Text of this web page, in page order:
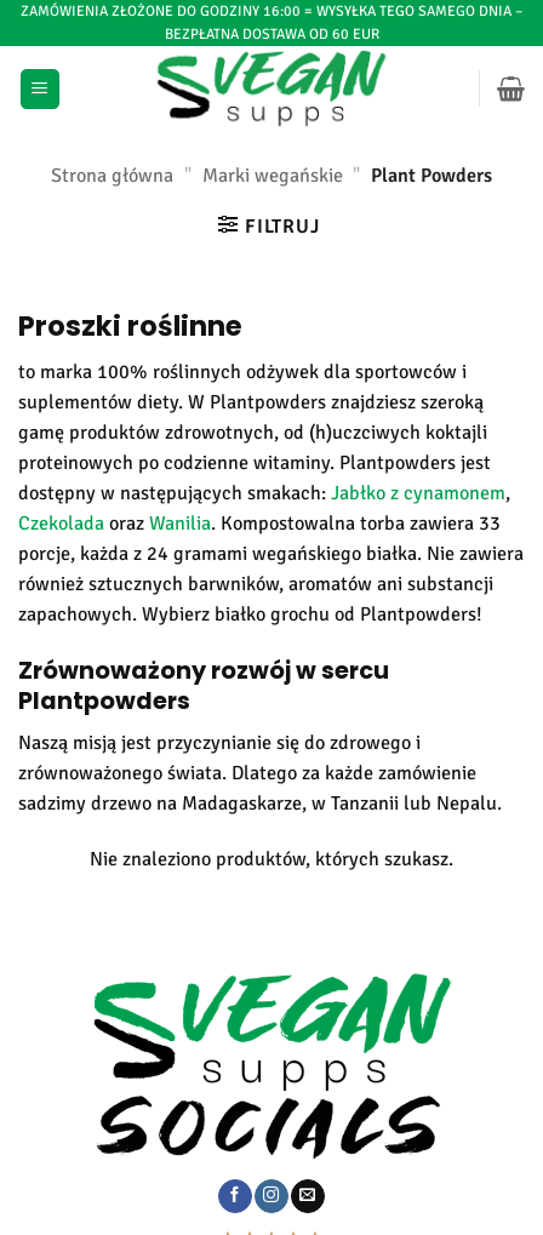
Przejdź
do
treści
ZAMÓWIENIA ZŁOŻONE DO GODZINY 16:00 = WYSYŁKA TEGO SAMEGO DNIA –
BEZPŁATNA DOSTAWA OD 60 EUR
Strona główna " Marki wegańskie " Plant Powders
FILTRUJ
Proszki roślinne
to marka 100% roślinnych odżywek dla sportowców i
suplementów diety. W Plantpowders znajdziesz szeroką
gamę produktów zdrowotnych, od (h)uczciwych koktajli
proteinowych po codzienne witaminy. Plantpowders jest
dostępny w następujących smakach: Jabłko z cynamonem,
Czekolada oraz Wanilia. Kompostowalna torba zawiera 33
porcje, każda z 24 gramami wegańskiego białka. Nie zawiera
również sztucznych barwników, aromatów ani substancji
zapachowych. Wybierz białko grochu od Plantpowders!
Zrównoważony rozwój w sercu
Plantpowders
Naszą misją jest przyczynianie się do zdrowego i
zrównoważonego świata. Dlatego za każde zamówienie
sadzimy drzewo na Madagaskarze, w Tanzanii lub Nepalu.
Nie znaleziono produktów, których szukasz.